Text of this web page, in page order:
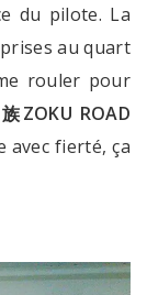
du pilote. La
au quart
rouler pour
族ZOKU ROAD
avec fierté, ça